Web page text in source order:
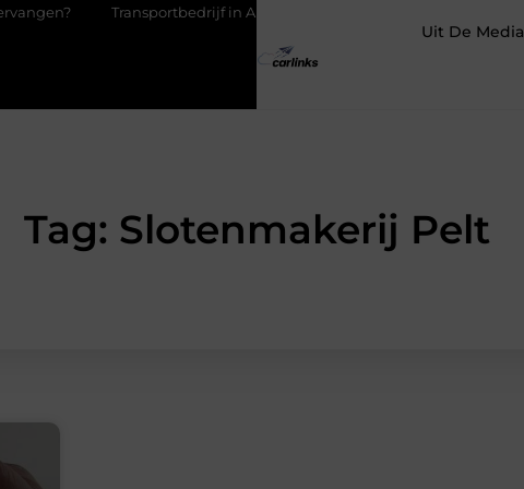
Transportbedrijf in Antwerpen als basis voor tevreden klanten
Uit De Media
Tag: Slotenmakerij Pelt